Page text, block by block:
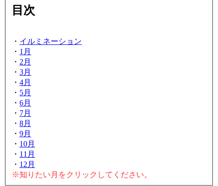
目次
・ イルミネーション
・ 1月
・ 2月
・ 3月
・ 4月
・ 5月
・ 6月
・ 7月
・ 8月
・ 9月
・ 10月
・ 11月
・ 12月
※知りたい月をクリックしてください。